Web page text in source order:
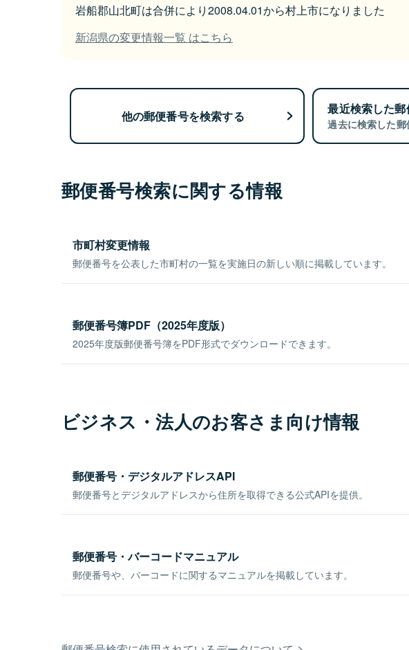
岩船郡山北町は合併により2008.04.01から村上市になりました
新潟県の変更情報一覧 はこちら
他の郵便番号を検索する 最近検索した
過去に検索した郵
郵便番号検索に関する情報
市町村変更情報
郵便番号を公表した市町村の一覧を実施日の新しい順に掲載しています。
郵便番号簿PDF（2025年度版）
2025年度版郵便番号簿をPDF形式でダウンロードできます。
ビジネス・法人のお客さま向け情報
郵便番号・デジタルアドレスAPI
郵便番号とデジタルアドレスから住所を取得できる公式APIを提供。
郵便番号・バーコードマニュアル
郵便番号や、バーコードに関するマニュアルを掲載しています。